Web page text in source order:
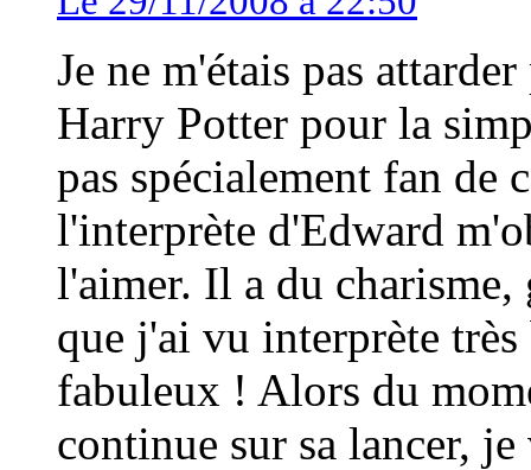
Je ne m'étais pas
Harry Potter pour la
pas spécialement fan de
l'interprète d'Edward
l'aimer. Il a du charisme,
que j'ai vu interprète
fabuleux ! Alors du
continue sur sa lancer,